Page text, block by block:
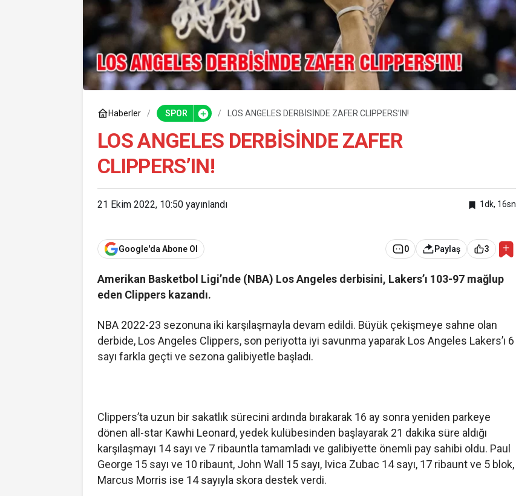
Haberler SPOR LOS ANGELES DERBİSİNDE ZAFER CLIPPERS’IN!
LOS ANGELES DERBİSİNDE ZAFER
CLIPPERS’IN!
21 Ekim 2022, 10:50 yayınlandı 1dk, 16sn
Google'da Abone Ol 0 Paylaş 3
Amerikan Basketbol Ligi’nde (NBA) Los Angeles derbisini, Lakers’ı 103-97 mağlup
eden Clippers kazandı.
NBA 2022-23 sezonuna iki karşılaşmayla devam edildi. Büyük çekişmeye sahne olan
derbide, Los Angeles Clippers, son periyotta iyi savunma yaparak Los Angeles Lakers’ı 6
sayı farkla geçti ve sezona galibiyetle başladı.
Clippers’ta uzun bir sakatlık sürecini ardında bırakarak 16 ay sonra yeniden parkeye
dönen all-star Kawhi Leonard, yedek kulübesinden başlayarak 21 dakika süre aldığı
karşılaşmayı 14 sayı ve 7 ribauntla tamamladı ve galibiyette önemli pay sahibi oldu. Paul
George 15 sayı ve 10 ribaunt, John Wall 15 sayı, Ivica Zubac 14 sayı, 17 ribaunt ve 5 blok,
Marcus Morris ise 14 sayıyla skora destek verdi.